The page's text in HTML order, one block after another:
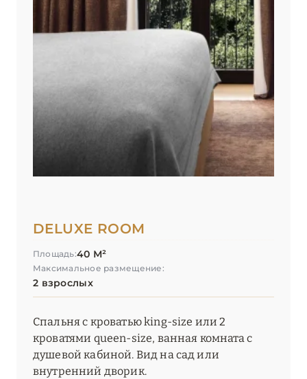
DELUXE ROOM
Площадь:40 М²
Максимальное размещение:
2 взрослых
Спальня с кроватью king-size или 2
кроватями queen-size, ванная комната с
душевой кабиной. Вид на сад или
внутренний дворик.